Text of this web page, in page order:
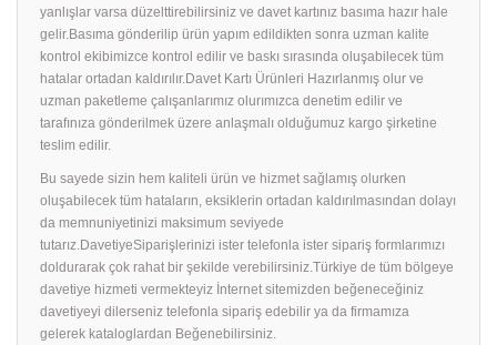
yanlışlar varsa düzelttirebilirsiniz ve davet kartınız basıma hazır hale
gelir.Basıma gönderilip ürün yapım edildikten sonra uzman kalite
kontrol ekibimizce kontrol edilir ve baskı sırasında oluşabilecek tüm
hatalar ortadan kaldırılır.Davet Kartı Ürünleri Hazırlanmış olur ve
uzman paketleme çalışanlarımız olurımızca denetim edilir ve
tarafınıza gönderilmek üzere anlaşmalı olduğumuz kargo şirketine
teslim edilir.
Bu sayede sizin hem kaliteli ürün ve hizmet sağlamış olurken
oluşabilecek tüm hataların, eksiklerin ortadan kaldırılmasından dolayı
da memnuniyetinizi maksimum seviyede
tutarız.DavetiyeSiparişlerinizi ister telefonla ister sipariş formlarımızı
doldurarak çok rahat bir şekilde verebilirsiniz.Türkiye de tüm bölgeye
davetiye hizmeti vermekteyiz İnternet sitemizden beğeneceğiniz
davetiyeyi dilerseniz telefonla sipariş edebilir ya da firmamıza
gelerek kataloglardan Beğenebilirsiniz.